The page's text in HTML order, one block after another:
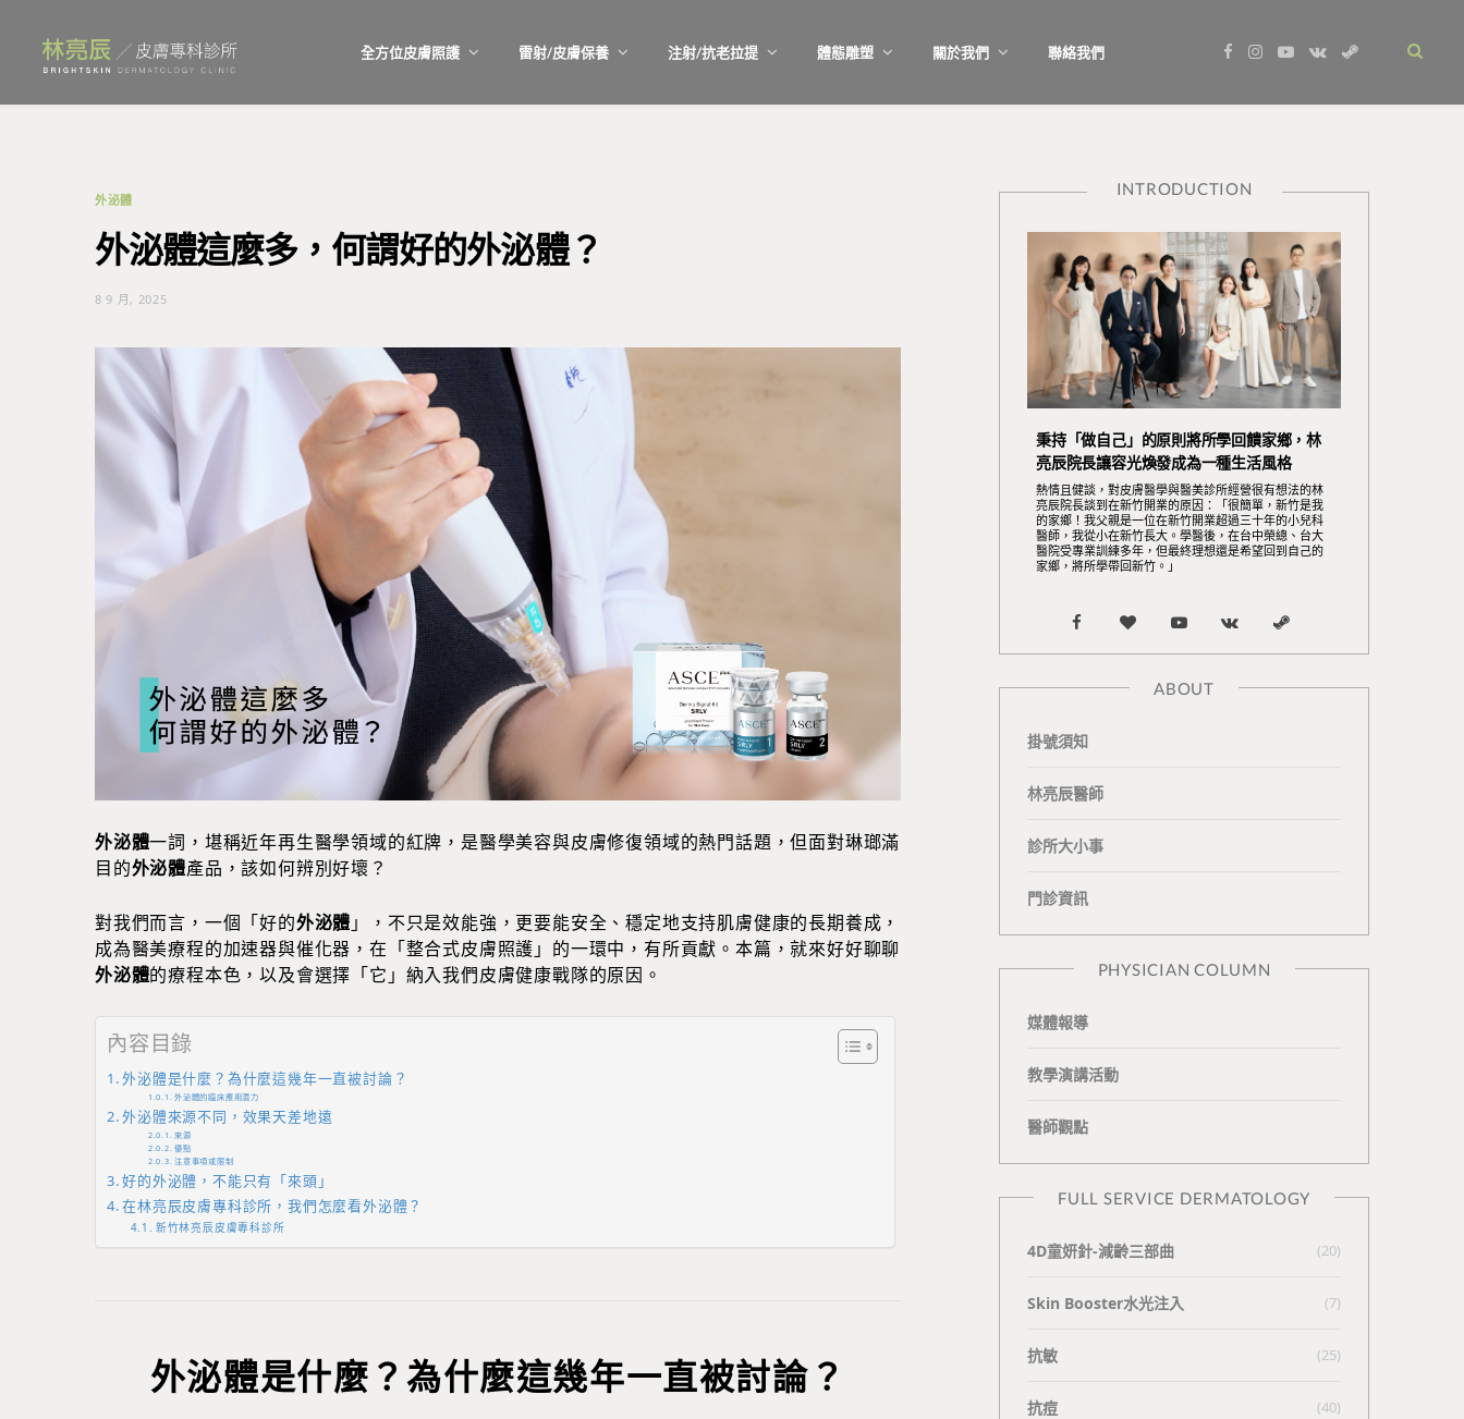
全方位皮膚照護 雷射/皮膚保養 注射/抗老拉提 體態雕塑 關於我們 聯絡我們
I
Y
V
S
外泌體
外泌體這麼多，何謂好的外泌體？
8 9 月, 2025
外泌體一詞，堪稱近年再生醫學領域的紅牌，是醫學美容與皮膚修復領域的熱門話題，但面對琳瑯滿
目的外泌體產品，該如何辨別好壞？
對我們而言，一個「好的外泌體 」，不只是效能強，更要能安全、穩定地支持肌膚健康的長期養成，
成為醫美療程的加速器與催化器，在「整合式皮膚照護」的一環中，有所貢獻。本篇，就來好好聊聊
外泌體的療程本色，以及會選擇「它」納入我們皮膚健康戰隊的原因。
內容目錄
外泌體是什麼？為什麼這幾年一直被討論？
外泌體的臨床應用潛力
外泌體來源不同，效果天差地遠
來源
優點
注意事項或限制
好的外泌體，不能只有「來頭」
在林亮辰皮膚專科診所，我們怎麼看外泌體？
新竹林亮辰皮膚專科診所
外泌體是什麼？為什麼這幾年一直被討論？
INTRODUCTION
秉持「做自己」的原則將所學回饋家鄉，林
亮辰院長讓容光煥發成為一種生活風格
熱情且健談，對皮膚醫學與醫美診所經營很有想法的林
亮辰院長談到在新竹開業的原因：「很簡單，新竹是我
的家鄉！我父親是一位在新竹開業超過三十年的小兒科
醫師，我從小在新竹長大。學醫後，在台中榮總、台大
醫院受專業訓練多年，但最終理想還是希望回到自己的
家鄉，將所學帶回新竹。」
F
a
e
b
k
B
l
n
Y
o
u
V
K
e
S
t
ABOUT
掛號須知
林亮辰醫師
診所大小事
門診資訊
PHYSICIAN COLUMN
媒體報導
教學演講活動
醫師觀點
FULL SERVICE DERMATOLOGY
4D童妍針-減齡三部曲 (20)
Skin Booster水光注入 (7)
抗敏 (25)
抗痘 (40)